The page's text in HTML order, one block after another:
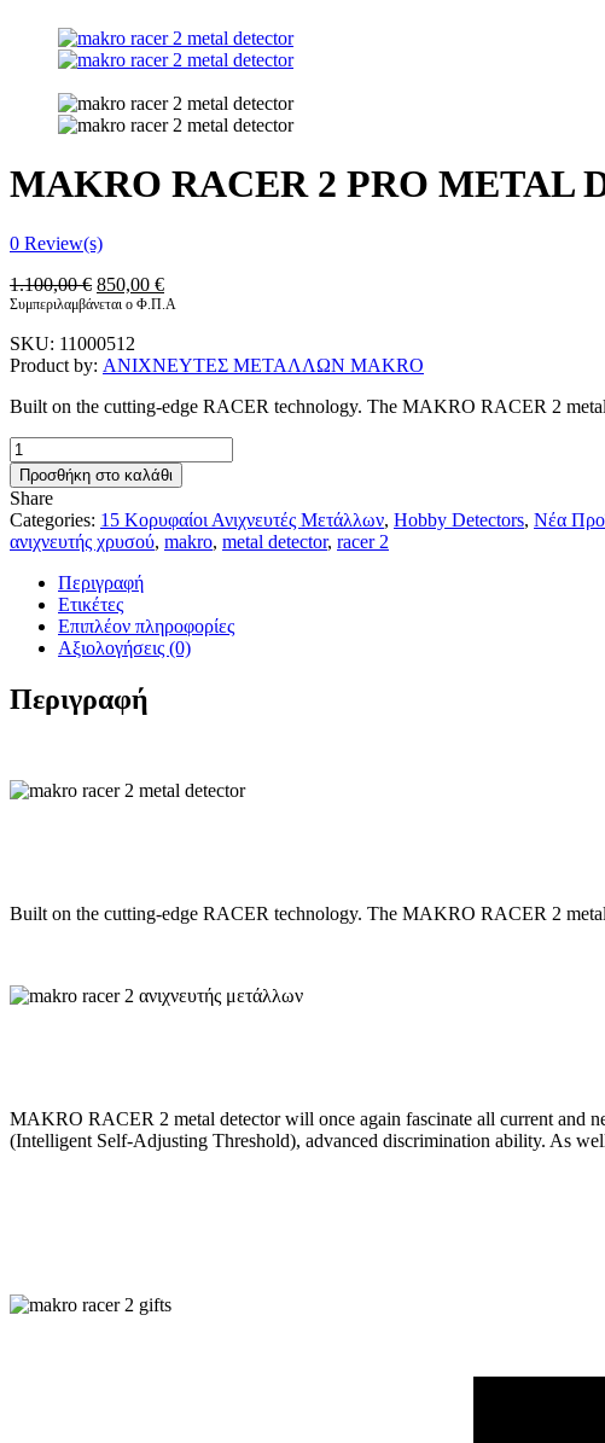
MAKRO RACER 2 PRO METAL
0 Review(s)
1.100,00€ Original
price
1.100,00 €.
850,00 €Η
τρέχουσα
850,00 €.
Συμπεριλαμβάνεται ο Φ.Π.Α
SKU: 11000512
Product by: ΑΝΙΧΝΕΥΤΕΣ ΜΕΤΑΛΛΩΝ MAKRO
Built on the cutting-edge RACER technology. The MAKRO RACER 2
MAKRO
RACER
2
PRO
METAL
DETECTOR
PENDULUM
SHOVEL
ποσότητα
Προσθήκη στο καλάθι
Share
Categories: 15 Κορυφαίοι Ανιχνευτές Μετάλλων, Hobby Detectors, Νέα
ανιχνευτής χρυσού, makro, metal detector, racer 2
Περιγραφή
Ετικέτες
Επιπλέον πληροφορίες
Αξιολογήσεις (0)
Περιγραφή
Built on the cutting-edge RACER technology. The MAKRO RACER 2
MAKRO RACER 2 metal detector will once again fascinate all current and
(Intelligent Self-Adjusting Threshold), advanced discrimination ability. As